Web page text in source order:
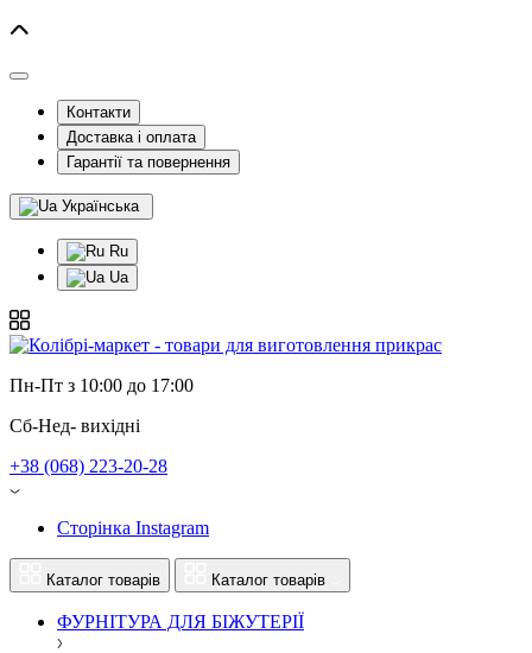
Контакти
Доставка і оплата
Гарантії та повернення
Українська
Ru
Ua
Пн-Пт з 10:00 до 17:00
Сб-Нед- вихідні
+38 (068) 223-20-28
Сторінка Instagram
Каталог товарів Каталог товарів
ФУРНІТУРА ДЛЯ БІЖУТЕРІЇ